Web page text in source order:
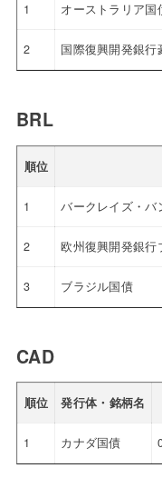
1 オーストラリア国
2 国際復興開発銀
BRL
順位
1 バークレイズ・
2 欧州復興開発銀行
3 ブラジル国債
CAD
順位 発行体・銘柄名
1 カナダ国債